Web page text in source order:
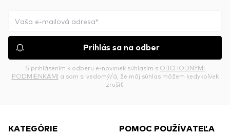
Prihlás sa na odber
S prihlásením k odberu e-noviniek súhlasím s OBCHODNÝMI
PODMIENKAMI a som si vedomý/á, že môj súhlas môžem kedykoľvek
zrušiť.
KATEGÓRIE POMOC POUŽÍVATEĽA